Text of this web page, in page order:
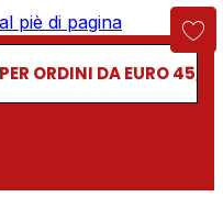
piè di pagina
ORDINI DA EURO